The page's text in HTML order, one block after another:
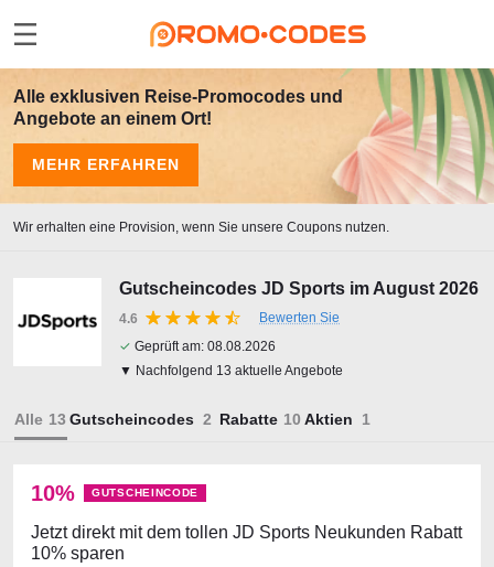
Alle exklusiven Reise-Promocodes und
Angebote an einem Ort!
MEHR ERFAHREN
Wir erhalten eine Provision, wenn Sie unsere Coupons nutzen.
Gutscheincodes JD Sports im August 2026
4.6
Bewerten Sie
✓ Geprüft am: 08.08.2026
▼ Nachfolgend 13 aktuelle Angebote
Alle Gutscheincodes Rabatte Aktien
10% GUTSCHEINCODE
Jetzt direkt mit dem tollen JD Sports Neukunden Rabatt
10% sparen